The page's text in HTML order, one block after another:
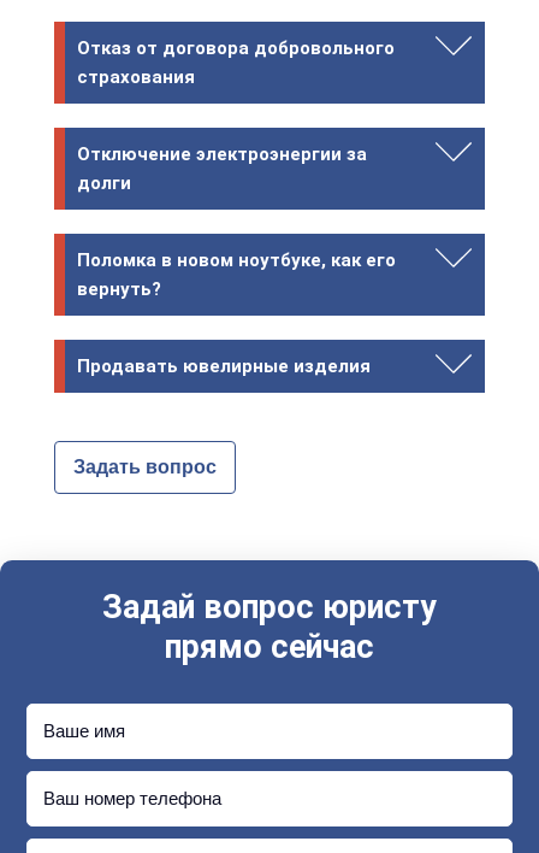
Отказ от договора добровольного
страхования
Отключение электроэнергии за
долги
Поломка в новом ноутбуке, как его
вернуть?
Продавать ювелирные изделия
Задать вопрос
Задай вопрос юристу
прямо сейчас
Ваше имя
Ваш номер телефона